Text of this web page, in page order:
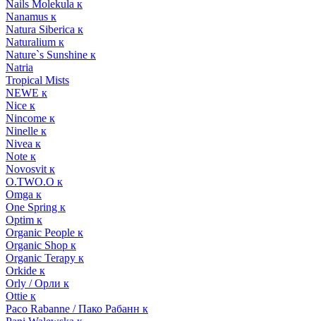
Nails Molekula к
Nanamus к
Natura Siberica к
Naturalium к
Nature`s Sunshine к
Natria
Tropical Mists
NEWE к
Nice к
Nincome к
Ninelle к
Nivea к
Note к
Novosvit к
O.TWO.O к
Omga к
One Spring к
Optim к
Organic People к
Organic Shop к
Organic Terapy к
Orkide к
Orly / Орли к
Ottie к
Paco Rabanne / Пако Рабанн к